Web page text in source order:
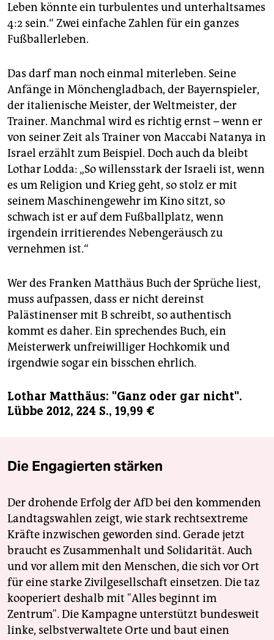
Leben könnte ein turbulentes und unterhaltsames
4:2 sein.“ Zwei einfache Zahlen für ein ganzes
Fußballerleben.
Das darf man noch einmal miterleben. Seine
Anfänge in Mönchengladbach, der Bayernspieler,
der italienische Meister, der Weltmeister, der
Trainer. Manchmal wird es richtig ernst – wenn er
von seiner Zeit als Trainer von Maccabi Natanya in
Israel erzählt zum Beispiel. Doch auch da bleibt
Lothar Lodda: „So willensstark der Israeli ist, wenn
es um Religion und Krieg geht, so stolz er mit
seinem Maschinengewehr im Kino sitzt, so
schwach ist er auf dem Fußballplatz, wenn
irgendein irritierendes Nebengeräusch zu
vernehmen ist.“
Wer des Franken Matthäus Buch der Sprüche liest,
muss aufpassen, dass er nicht dereinst
Palästinenser mit B schreibt, so authentisch
kommt es daher. Ein sprechendes Buch, ein
Meisterwerk unfreiwilliger Hochkomik und
irgendwie sogar ein bisschen ehrlich.
Lothar Matthäus: "Ganz oder gar nicht".
Lübbe 2012, 224 S., 19,99 €
Die Engagierten stärken
Der drohende Erfolg der AfD bei den kommenden
Landtagswahlen zeigt, wie stark rechtsextreme
Kräfte inzwischen geworden sind. Gerade jetzt
braucht es Zusammenhalt und Solidarität. Auch
und vor allem mit den Menschen, die sich vor Ort
für eine starke Zivilgesellschaft einsetzen. Die taz
kooperiert deshalb mit "Alles beginnt im
Zentrum". Die Kampagne unterstützt bundesweit
linke, selbstverwaltete Orte und baut einen